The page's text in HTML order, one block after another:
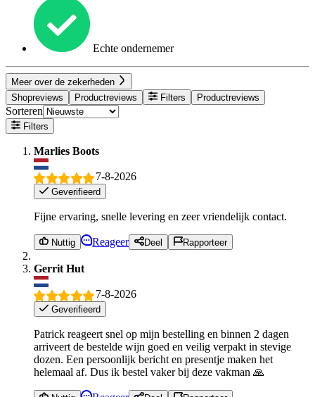
Echte ondernemer
Meer over de zekerheden
Shopreviews
Productreviews Filters Productreviews
Sorteren
Filters
Marlies Boots
7-8-2026
Geverifieerd
Fijne ervaring, snelle levering en zeer vriendelijk contact.
Nuttig Reageer Deel Rapporteer
Gerrit Hut
7-8-2026
Geverifieerd
Patrick reageert snel op mijn bestelling en binnen 2 dagen
arriveert de bestelde wijn goed en veilig verpakt in stevige
dozen. Een persoonlijk bericht en presentje maken het
helemaal af. Dus ik bestel vaker bij deze vakman 🙏